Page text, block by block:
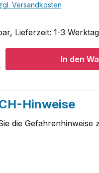
Versandkosten
Lieferzeit: 1-3
den gewünschten Wert
In den
Hinweise
die Gefahrenhinweise